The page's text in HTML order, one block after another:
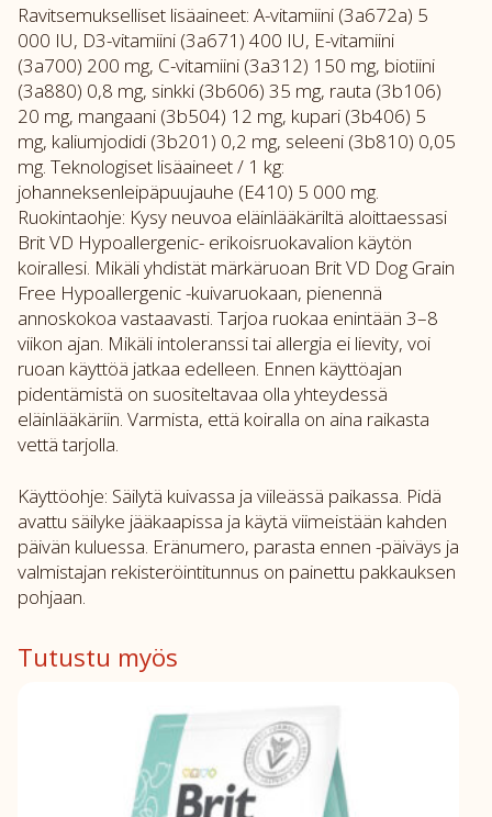
Ravitsemukselliset lisäaineet: A-vitamiini (3a672a) 5
000 IU, D3-vitamiini (3a671) 400 IU, E-vitamiini
(3a700) 200 mg, C-vitamiini (3a312) 150 mg, biotiini
(3a880) 0,8 mg, sinkki (3b606) 35 mg, rauta (3b106)
20 mg, mangaani (3b504) 12 mg, kupari (3b406) 5
mg, kaliumjodidi (3b201) 0,2 mg, seleeni (3b810) 0,05
mg. Teknologiset lisäaineet / 1 kg:
johanneksenleipäpuujauhe (E410) 5 000 mg.
Ruokintaohje: Kysy neuvoa eläinlääkäriltä aloittaessasi
Brit VD Hypoallergenic- erikoisruokavalion käytön
koirallesi. Mikäli yhdistät märkäruoan Brit VD Dog Grain
Free Hypoallergenic -kuivaruokaan, pienennä
annoskokoa vastaavasti. Tarjoa ruokaa enintään 3–8
viikon ajan. Mikäli intoleranssi tai allergia ei lievity, voi
ruoan käyttöä jatkaa edelleen. Ennen käyttöajan
pidentämistä on suositeltavaa olla yhteydessä
eläinlääkäriin. Varmista, että koiralla on aina raikasta
vettä tarjolla.
Käyttöohje: Säilytä kuivassa ja viileässä paikassa. Pidä
avattu säilyke jääkaapissa ja käytä viimeistään kahden
päivän kuluessa. Eränumero, parasta ennen -päiväys ja
valmistajan rekisteröintitunnus on painettu pakkauksen
pohjaan.
Tutustu myös